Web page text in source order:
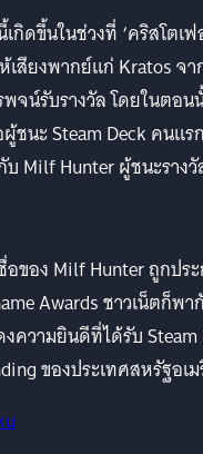
กิดขึ้นในช่วงที่ ‘คริสโตเ
เสียงพากย์แก่ Kratos จา
จน์รับรางวัล โดยในตอน
ชนะ Steam Deck คนแ
Milf Hunter ผู้ชนะราง
ของ Milf Hunter ถูกปร
Awards ชาวเน็ตก็พ
ความยินดีที่ได้รับ
ของประเทศสหรัฐอเ